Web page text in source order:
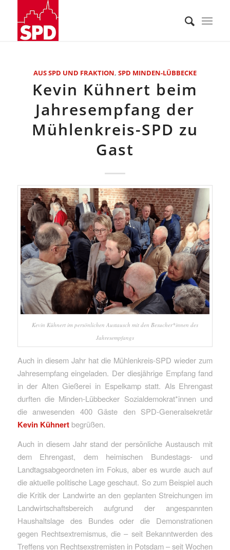
AUS SPD UND FRAKTION, SPD MINDEN-LÜBBECKE
Kevin Kühnert beim
Jahresempfang der
Mühlenkreis-SPD zu
Gast
Kevin Kühnert im persönlichen Austausch mit den Besucher*innen des
Jahresempfangs
Auch in diesem Jahr hat die Mühlenkreis-SPD wieder zum
Jahresempfang eingeladen. Der diesjährige Empfang fand
in der Alten Gießerei in Espelkamp statt. Als Ehrengast
durften die Minden-Lübbecker Sozialdemokrat*innen und
die anwesenden 400 Gäste den SPD-Generalsekretär
Kevin Kühnertbegrüßen.
Auch in diesem Jahr stand der persönliche Austausch mit
dem Ehrengast, dem heimischen Bundestags- und
Landtagsabgeordneten im Fokus, aber es wurde auch auf
die aktuelle politische Lage geschaut. So zum Beispiel auch
die Kritik der Landwirte an den geplanten Streichungen im
Landwirtschaftsbereich aufgrund der angespannten
Haushaltslage des Bundes oder die Demonstrationen
gegen Rechtsextremismus, die – seit Bekanntwerden des
Treffens von Rechtsexstremisten in Potsdam – seit Wochen